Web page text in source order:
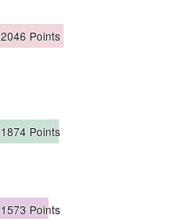
2046 Points
1874 Points
1573 Points